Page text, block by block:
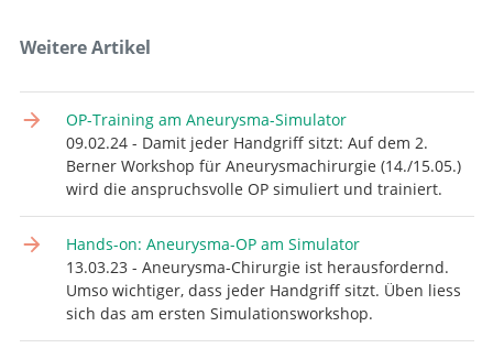
Weitere Artikel
OP-Training am Aneurysma-Simulator
09.02.24 - Damit jeder Handgriff sitzt: Auf dem 2.
Berner Workshop für Aneurysmachirurgie (14./15.05.)
wird die anspruchsvolle OP simuliert und trainiert.
Hands-on: Aneurysma-OP am Simulator
13.03.23 - Aneurysma-Chirurgie ist herausfordernd.
Umso wichtiger, dass jeder Handgriff sitzt. Üben liess
sich das am ersten Simulationsworkshop.